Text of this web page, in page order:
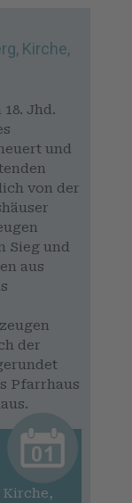
Kirche,
Jhd.
und
von der
Sieg und
aus
der
Pfarrhaus